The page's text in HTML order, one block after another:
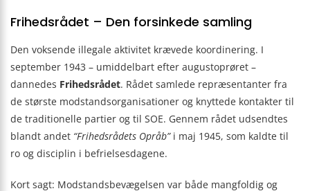
Frihedsrådet – Den forsinkede samling
Den voksende illegale aktivitet krævede koordinering. I
september 1943 – umiddelbart efter augustoprøret –
dannedes Frihedsrådet. Rådet samlede repræsentanter fra
de største modstandsorganisationer og knyttede kontakter til
de traditionelle partier og til SOE. Gennem rådet udsendtes
blandt andet “Frihedsrådets Opråb”i maj 1945, som kaldte til
ro og disciplin i befrielsesdagene.
Kort sagt: Modstandsbevægelsen var både mangfoldig og